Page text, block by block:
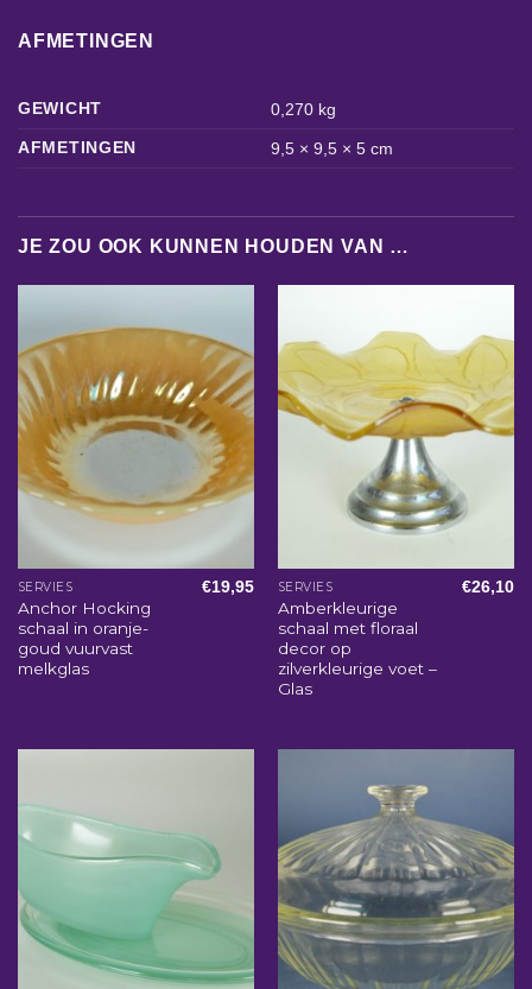
AFMETINGEN
GEWICHT
0,270 kg
AFMETINGEN
9,5 × 9,5 × 5 cm
JE ZOU OOK KUNNEN HOUDEN VAN …
SERVIES
Anchor Hocking
schaal in oranje-
goud vuurvast
melkglas
€19,95 SERVIES
Amberkleurige
schaal met floraal
decor op
zilverkleurige voet –
Glas
€26,10